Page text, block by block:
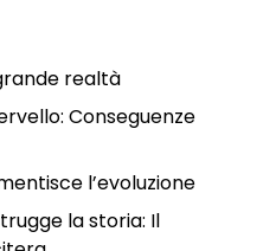
realtà
Conseguenze
l’evoluzione
la storia: Il